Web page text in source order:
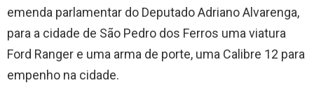
emenda parlamentar do Deputado Adriano Alvarenga,
para a cidade de São Pedro dos Ferros uma viatura
Ford Ranger e uma arma de porte, uma Calibre 12 para
empenho na cidade.